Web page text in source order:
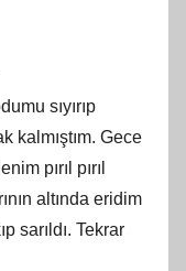
sıyırıp
kalmıştım. Gece
pırıl pırıl
altında eridim
sarıldı. Tekrar